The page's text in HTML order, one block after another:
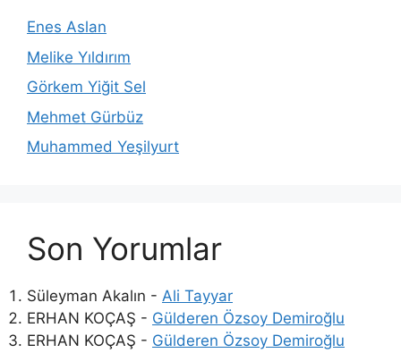
Enes Aslan
Melike Yıldırım
Görkem Yiğit Sel
Mehmet Gürbüz
Muhammed Yeşilyurt
Son Yorumlar
Süleyman Akalın - Ali Tayyar
ERHAN KOÇAŞ - Gülderen Özsoy Demiroğlu
ERHAN KOÇAŞ - Gülderen Özsoy Demiroğlu